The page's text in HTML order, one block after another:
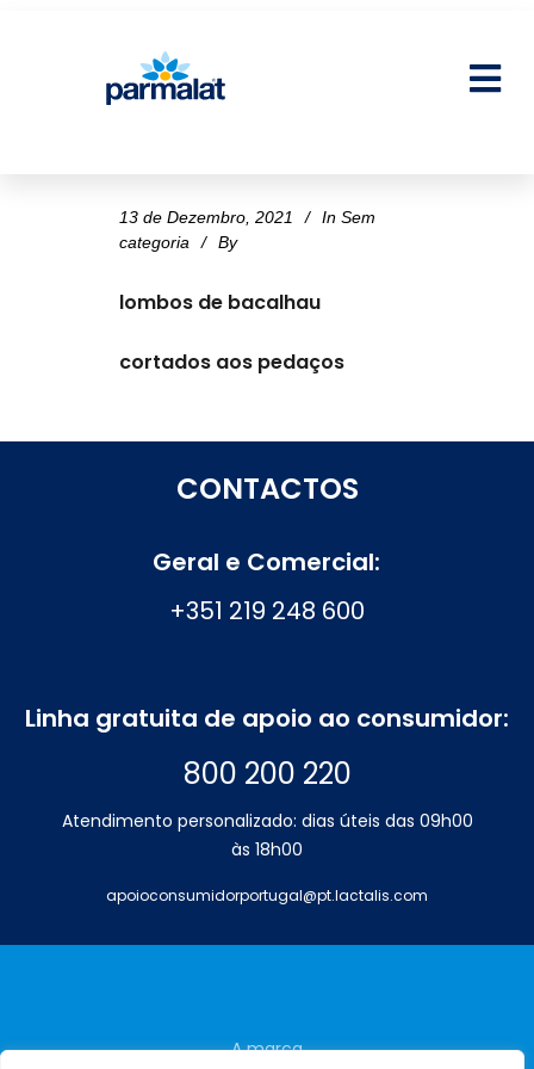
13 de Dezembro, 2021 In Sem
categoria
By
lombos de bacalhau
cortados aos pedaços
CONTACTOS
Geral e Comercial:
+351 219 248 600
Linha gratuita de apoio ao consumidor:
800 200 220
Atendimento personalizado: dias úteis das 09h00
às 18h00
apoioconsumidorportugal@pt.lactalis.com
A marca